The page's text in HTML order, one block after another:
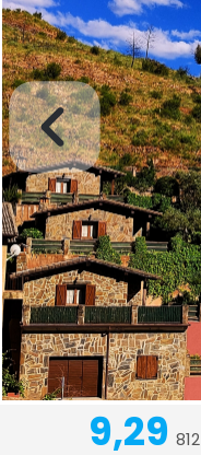
9,29